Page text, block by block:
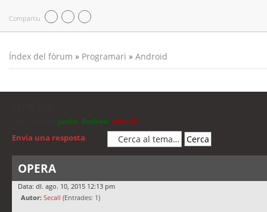
Compartiu
Índex del fòrum » Programari » Android
jordis Andreu cubells
Envia una resposta
OPERA
Data: dl. ago. 10, 2015 12:13 pm
Autor: Secall (Entrades: 1)